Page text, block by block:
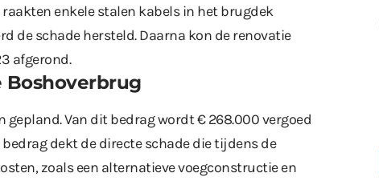
enkele stalen kabels in het brugdek
de schade hersteld. Daarna kon de renovatie
afgerond.
Boshoverbrug
gepland. Van dit bedrag wordt € 268.000 vergoed
dekt de directe schade die tijdens de
zoals een alternatieve voegconstructie en